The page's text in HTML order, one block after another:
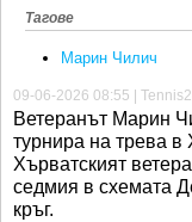
Тагове
Марин Чилич
09-06-2026 08:55 |
Ветеранът Марин
турнира на трева
Хърватският
седмия в схемата
кръг.